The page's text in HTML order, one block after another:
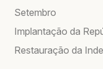
Setembro
Implantação da
Restauração da